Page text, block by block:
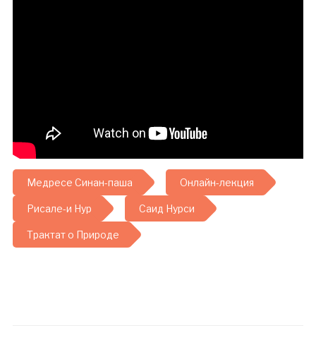
Медресе Синан-паша Онлайн-лекция
Рисале-и Нур Саид Нурси
Трактат о Природе